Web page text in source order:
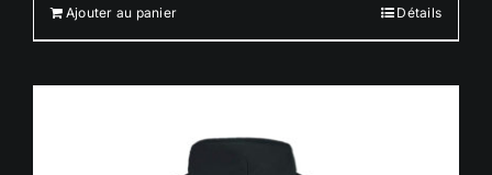
Ajouter au panier Détails